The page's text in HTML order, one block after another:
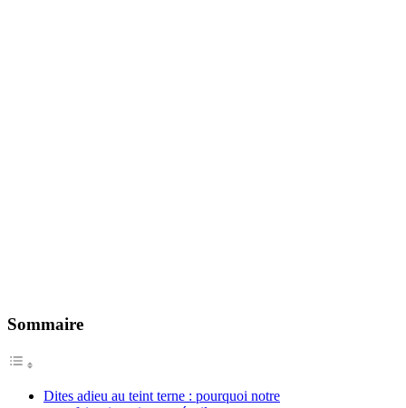
Sommaire
Dites adieu au teint terne : pourquoi notre